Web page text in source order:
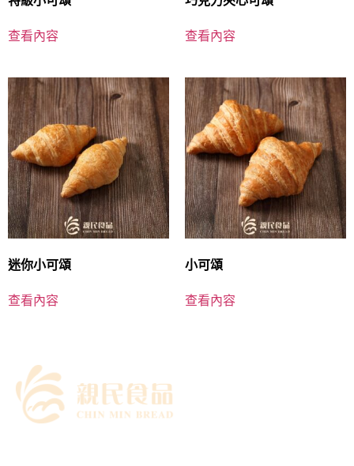
查看內容 查看內容
迷你小可頌
查看內容
小可頌
查看內容